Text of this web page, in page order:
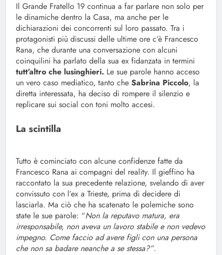
Il Grande Fratello 19 continua a far parlare non solo per
le dinamiche dentro la Casa, ma anche per le
dichiarazioni dei concorrenti sul loro passato. Tra i
protagonisti più discussi delle ultime ore c’è Francesco
Rana, che durante una conversazione con alcuni
coinquilini ha parlato della sua ex fidanzata in termini
tutt’altro che lusinghieri. Le sue parole hanno acceso
un vero caso mediatico, tanto che Sabrina Piccolo, la
diretta interessata, ha deciso di rompere il silenzio e
replicare sui social con toni molto accesi.
La scintilla
Tutto è cominciato con alcune confidenze fatte da
Francesco Rana ai compagni del reality. Il gieffino ha
raccontato la sua precedente relazione, svelando di aver
convissuto con l’ex a Trieste, prima di decidere di
lasciarla. Ma ciò che ha scatenato le polemiche sono
state le sue parole: “Non la reputavo matura, era
irresponsabile, non aveva un lavoro stabile e non vedevo
impegno. Come faccio ad avere figli con una persona
che non sa badare neanche a se stessa?”.